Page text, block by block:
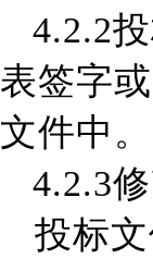
4.2.2
表签字
文件中。
4.2.3
投标